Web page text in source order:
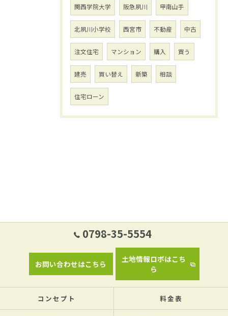
関西学院大学 阪急夙川 甲南山手
北夙川小学校 西宮市 不動産 中古
注文住宅 マンション 購入 買う
建売 買い替え 新築 相談
住宅ローン
0798-35-5554
お問い合わせはこちら
土地情報ロボはこち
ら
コンセプト 料金表